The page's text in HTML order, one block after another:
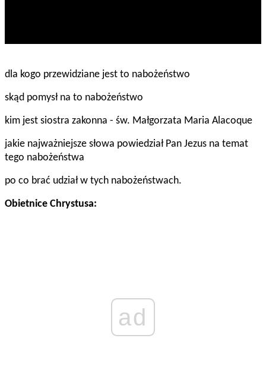
dla kogo przewidziane jest to nabożeństwo
skąd pomysł na to nabożeństwo
kim jest siostra zakonna - św. Małgorzata Maria Alacoque
jakie najważniejsze słowa powiedział Pan Jezus na temat
tego nabożeństwa
po co brać udział w tych nabożeństwach.
Obietnice Chrystusa:
ad